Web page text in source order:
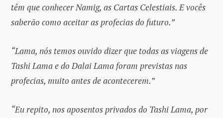
têm que conhecer Namig, as Cartas Celestiais. E vocês
saberão como aceitar as profecias do futuro.”
“Lama, nós temos ouvido dizer que todas as viagens de
Tashi Lama e do Dalai Lama foram previstas nas
profecias, muito antes de acontecerem.”
“Eu repito, nos aposentos privados do Tashi Lama, por